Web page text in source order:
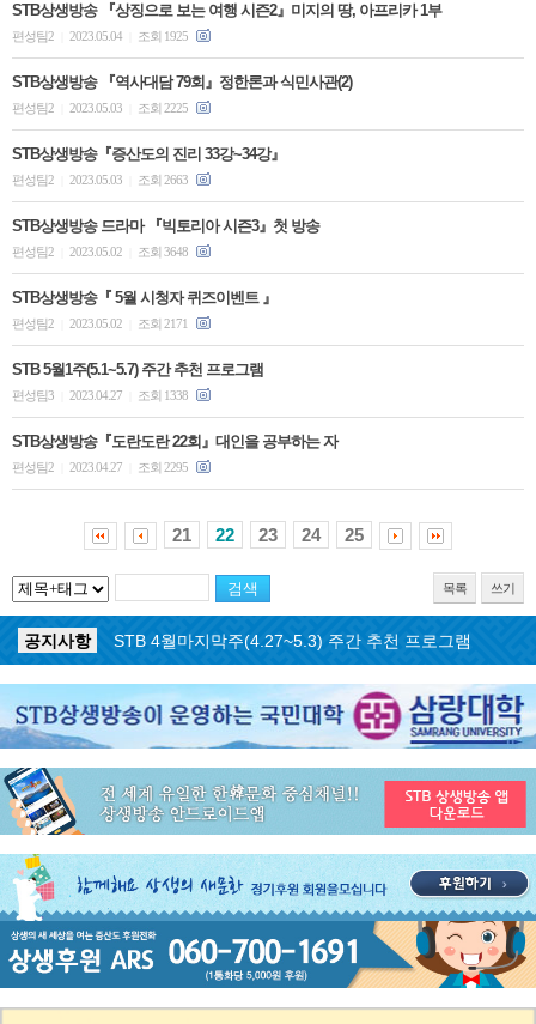
STB상생방송 『상징으로 보는 여행 시즌2』미지의 땅, 아프리카 1부
편성팀2 2023.05.04 조회 1925
STB상생방송 『역사대담 79회』정한론과 식민사관(2)
편성팀2 2023.05.03 조회 2225
STB상생방송『증산도의 진리 33강~34강』
편성팀2 2023.05.03 조회 2663
STB상생방송 드라마 『빅토리아 시즌3』첫 방송
편성팀2 2023.05.02 조회 3648
STB상생방송『 5월 시청자 퀴즈이벤트 』
편성팀2 2023.05.02 조회 2171
STB 5월1주(5.1~5.7) 주간 추천 프로그램
편성팀3 2023.04.27 조회 1338
STB상생방송『도란도란 22회』대인을 공부하는 자
편성팀2 2023.04.27 조회 2295
21 22 23 24 25
목록 쓰기
공지사항
ON AIR 서비스 장애 복구 안내
공지사항
STB 5월4주(5.25~5.31) 주간 추천 프로그램
공지사항
STB 5월3주(5.18~5.24) 주간 추천 프로그램
공지사항
STB 4월마지막주(4.27~5.3) 주간 추천 프로그램
공지사항
STB 4월4주(4.20~4.26) 주간 추천 프로그램
STB 4월2주(4.6~4.12) 주간 추천 프로그램
공지사항
STB 4월1주(3.30~4.5) 주간 추천 프로그램
공지사항
STB 3월4주(3.23~3.29) 주간 추천 프로그램